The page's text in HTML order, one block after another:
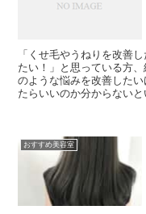
「くせ毛やうねりを改善
たい！」と思っている方
のような悩みを改善した
たらいいのか分からない
おすすめ美容室